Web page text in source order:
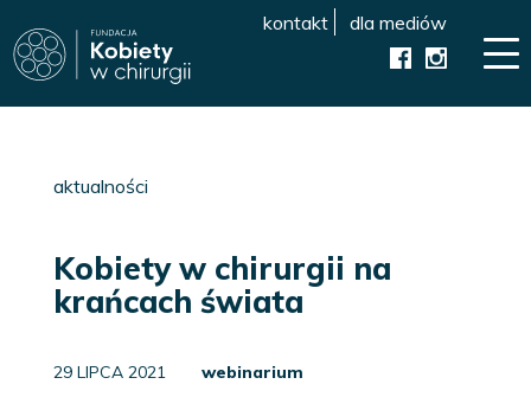
kontakt dla mediów
aktualności
Kobiety w chirurgii na
krańcach świata
29 LIPCA 2021 webinarium